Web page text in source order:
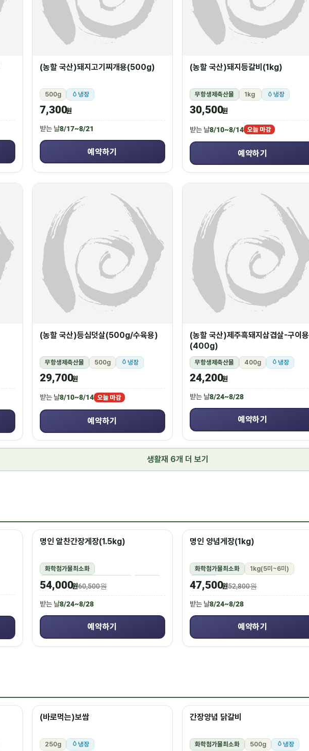
(농할 국산)돼지고기찌개용(500g)
500g 냉장
7,300원
받는 날8/17~8/21
예약하기
(농할 국산)돼지등갈비(1kg)
무항생제축산물 1kg 냉장
30,500원
받는 날8/10~8/14 오늘 마감
예약하기
(농할 국산)등심덧살(500g/수육용)
무항생제축산물 500g 냉장
29,700원
받는 날8/10~8/14 오늘 마감
예약하기
(농할 국산)제주흑돼지삼겹살-구이용
(400g)
무항생제축산물 400g 냉장
24,200원
받는 날8/24~8/28
예약하기
생활재 6개 더 보기
1.5kg(꽃게450g,장물1,050g)
54,000
받는 날8/24~8/28
냉장
47,500
받는 날8/24~8/28